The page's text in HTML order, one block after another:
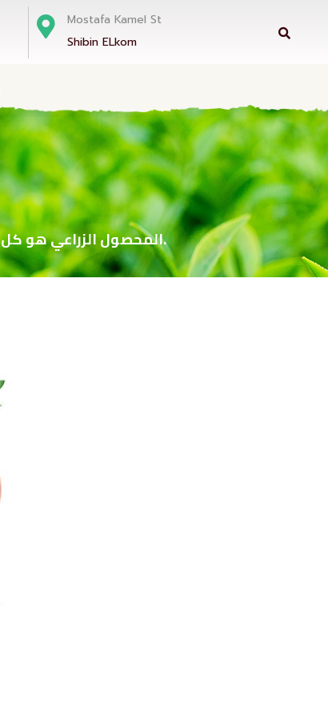
Mostafa Kamel St
Shibin ELkom
‏المحصول الزراعي هو كل نبات يزرع ليجنى وينتفع منه في تغذية الإنسان أو الحيوان أو في مختلف الصناعات والحاجات.